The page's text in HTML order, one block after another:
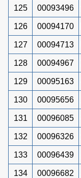
125 00093496
126 00094170
127 00094713
128 00094967
129 00095163
130 00095656
131 00096085
132 00096326
133 00096439
134 00096682